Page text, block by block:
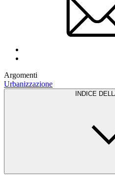
Argomenti
Urbanizzazione
INDICE